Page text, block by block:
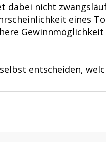
dabei nicht
eines
entscheiden,